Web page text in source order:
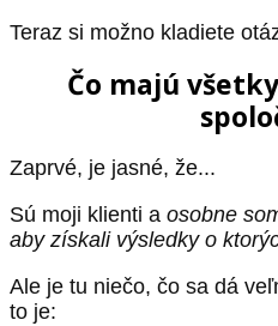
Teraz si možno kladiete
Čo majú
Zaprvé, je jasné, že...
Sú moji klienti a osobne
aby získali výsledky o
Ale je tu niečo, čo sa dá
to je: